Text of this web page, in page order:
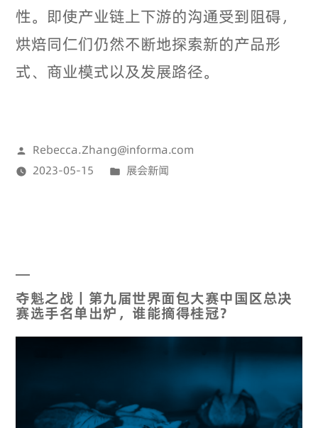
性。即使产业链上下游的沟通受到阻碍，
烘焙同仁们仍然不断地探索新的产品形
式、商业模式以及发展路径。
Rebecca.Zhang@informa.com
2023-05-15
展会新闻
夺魁之战丨第九届世界面包大赛中国区总决
赛选手名单出炉，谁能摘得桂冠？